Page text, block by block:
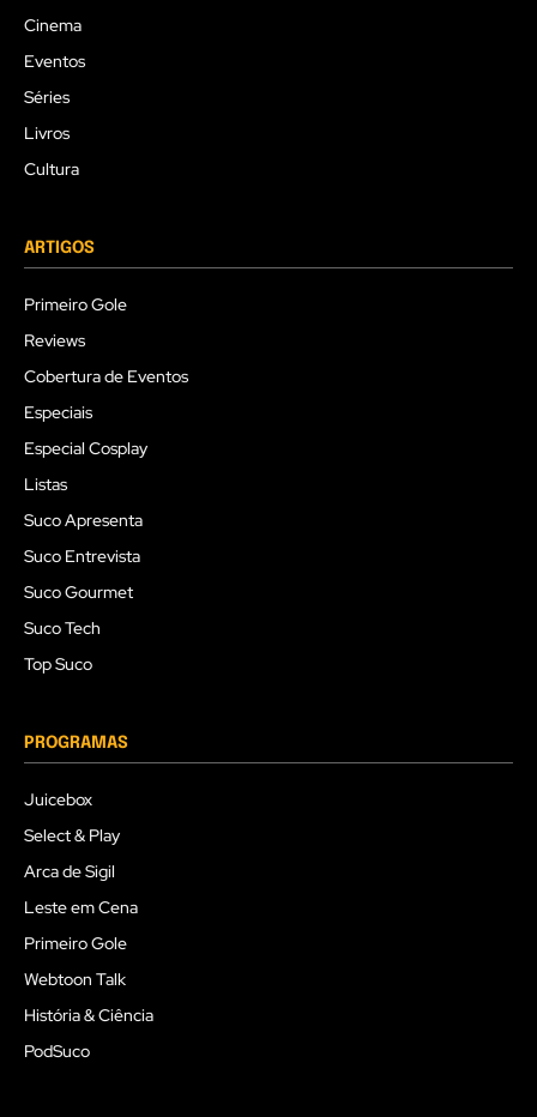
Cinema
Eventos
Séries
Livros
Cultura
ARTIGOS
Primeiro Gole
Reviews
Cobertura de Eventos
Especiais
Especial Cosplay
Listas
Suco Apresenta
Suco Entrevista
Suco Gourmet
Suco Tech
Top Suco
PROGRAMAS
Juicebox
Select & Play
Arca de Sigil
Leste em Cena
Primeiro Gole
Webtoon Talk
História & Ciência
PodSuco